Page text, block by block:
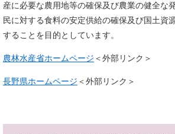
産に必要な農用地等の確保及び農業の健全な
民に対する食料の安定供給の確保及び国土資
することを目的としています。
農林水産省ホームページ ＜外部リンク＞
長野県ホームページ ＜外部リンク＞